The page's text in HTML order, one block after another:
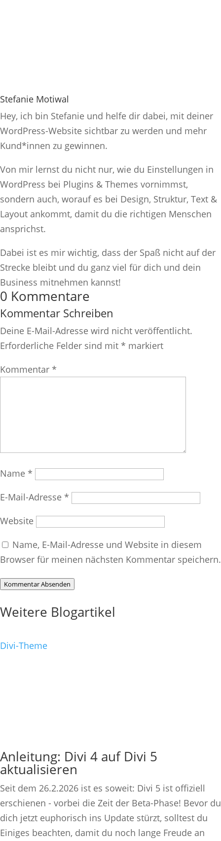
Stefanie Motiwal
Hey, ich bin Stefanie und helfe dir dabei, mit deiner
WordPress-Website sichtbar zu werden und mehr
Kund*innen zu gewinnen.
Von mir lernst du nicht nur, wie du Einstellungen in
WordPress bei Plugins & Themes vornimmst,
sondern auch, worauf es bei Design, Struktur, Text &
Layout ankommt, damit du die richtigen Menschen
ansprichst.
Dabei ist es mir wichtig, dass der Spaß nicht auf der
Strecke bleibt und du ganz viel für dich und dein
Business mitnehmen kannst!
0 Kommentare
Kommentar Schreiben
Deine E-Mail-Adresse wird nicht veröffentlicht.
Erforderliche Felder sind mit * markiert
Kommentar *
Name *
E-Mail-Adresse *
Website
Name, E-Mail-Adresse und Website in diesem
Browser für meinen nächsten Kommentar speichern.
Kommentar Absenden
Weitere Blogartikel
Divi-Theme
Anleitung: Divi 4 auf Divi 5
aktualisieren
Seit dem 26.2.2026 ist es soweit: Divi 5 ist offiziell
erschienen - vorbei die Zeit der Beta-Phase! Bevor du
dich jetzt euphorisch ins Update stürzt, solltest du
Einiges beachten, damit du noch lange Freude an